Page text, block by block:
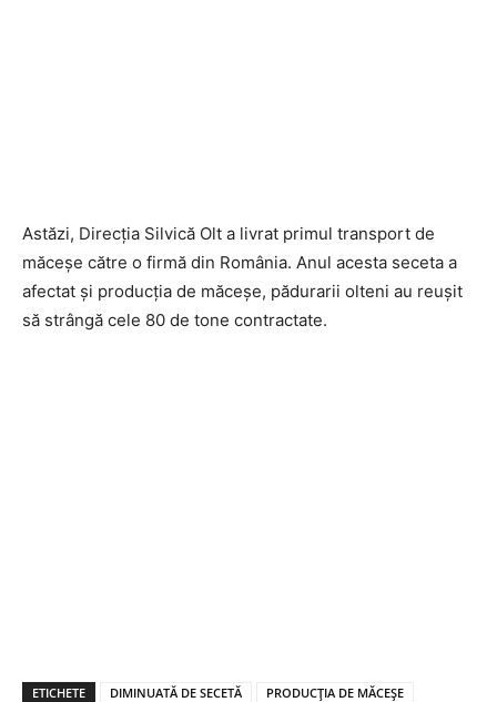
Astăzi, Direcția Silvică Olt a livrat primul transport de
măceșe către o firmă din România. Anul acesta seceta a
afectat și producția de măceșe, pădurarii olteni au reușit
să strângă cele 80 de tone contractate.
ETICHETE DIMINUATĂ DE SECETĂ PRODUCȚIA DE MĂCEȘE